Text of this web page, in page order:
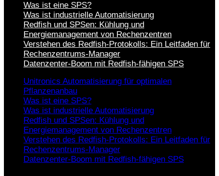
Was ist eine SPS?
Was ist industrielle Automatisierung
Redfish und SPSen: Kühlung und
Energiemanagement von Rechenzentren
Verstehen des Redfish-Protokolls: Ein Leitfaden für
Rechenzentrums-Manager
Datenzenter-Boom mit Redfish-fähigen SPS
Unitronics Automatisierung für optimalen
Pflanzenanbau
Was ist eine SPS?
Was ist industrielle Automatisierung
Redfish und SPSen: Kühlung und
Energiemanagement von Rechenzentren
Verstehen des Redfish-Protokolls: Ein Leitfaden für
Rechenzentrums-Manager
Datenzenter-Boom mit Redfish-fähigen SPS